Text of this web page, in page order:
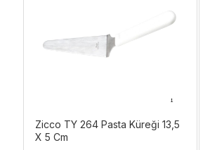
Zicco TY 264 Pasta Küreği 13,5
X 5 Cm